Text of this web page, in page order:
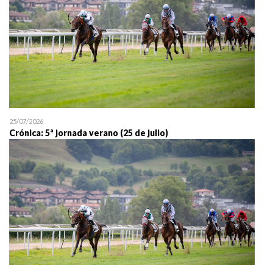
25/07/2026
Crónica: 5ª jornada verano (25 de julio)